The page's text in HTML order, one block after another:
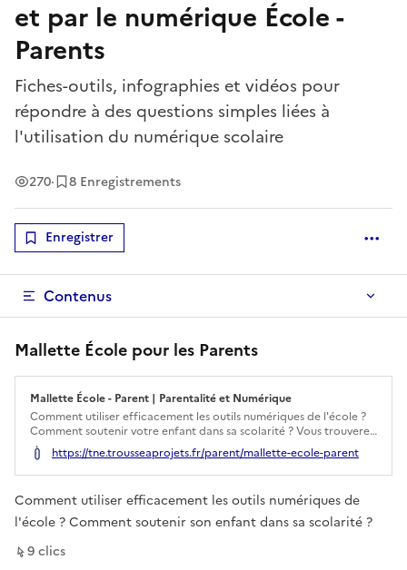
et par le numérique École -
Parents
Fiches-outils, infographies et vidéos pour
répondre à des questions simples liées à
l'utilisation du numérique scolaire
270Vues
· 8 Enregistrements
Enregistrer
Contenus
Mallette École pour les Parents
Mallette École - Parent | Parentalité et Numérique
Ouverture dans un nouvel onglet
Comment utiliser efficacement les outils numériques de l'école ?
Comment soutenir votre enfant dans sa scolarité ? Vous trouverez
ici les réponses à un grand nombre de vos questions !
https://tne.trousseaprojets.fr/parent/mallette-ecole-parent
Comment utiliser efficacement les outils numériques de
l'école ? Comment soutenir son enfant dans sa scolarité ?
9clics
sur ce lien